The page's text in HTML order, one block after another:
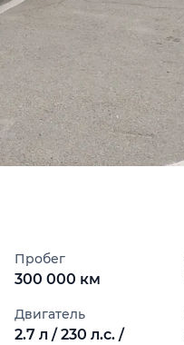
пример отчета
Пробег
300 000 км
Двигатель
2.7 л / 230 л.с. /